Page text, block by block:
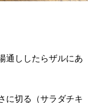
通ししたらザルにあ
に切る（サラダチキ